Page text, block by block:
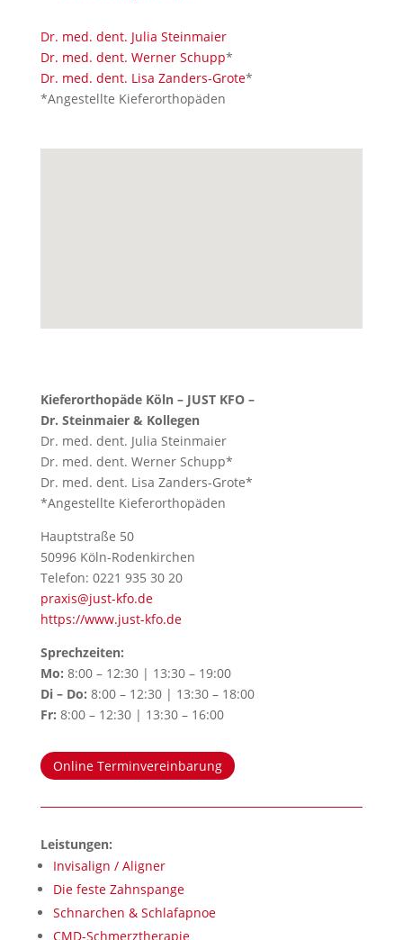
Dr. med. dent. Julia Steinmaier
Dr. med. dent. Werner Schupp*
Dr. med. dent. Lisa Zanders-Grote*
*Angestellte Kieferorthopäden
Kieferorthopäde Köln – JUST KFO –
Dr. Steinmaier & Kollegen
Dr. med. dent. Julia Steinmaier
Dr. med. dent. Werner Schupp*
Dr. med. dent. Lisa Zanders-Grote*
*Angestellte Kieferorthopäden
Hauptstraße 50
50996 Köln-Rodenkirchen
Telefon: 0221 935 30 20
praxis@just-kfo.de
https://www.just-kfo.de
Sprechzeiten:
Mo: 8:00 – 12:30 | 13:30 – 19:00
Di – Do: 8:00 – 12:30 | 13:30 – 18:00
Fr: 8:00 – 12:30 | 13:30 – 16:00
Online Terminvereinbarung
Leistungen:
Invisalign / Aligner
Die feste Zahnspange
Schnarchen & Schlafapnoe
CMD-Schmerztherapie